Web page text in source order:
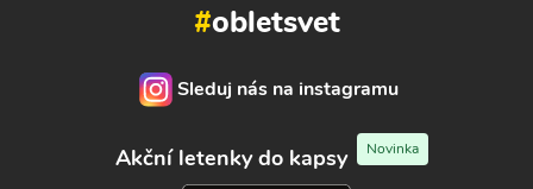
#obletsvet
Sleduj nás na instagramu
Akční letenky do kapsy Novinka